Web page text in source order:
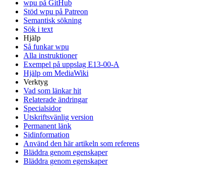
wpu på GitHub
Stöd wpu på Patreon
Semantisk sökning
Sök i text
Hjälp
Så funkar wpu
Alla instruktioner
Exempel på uppslag E13-00-A
Hjälp om MediaWiki
Verktyg
Vad som länkar hit
Relaterade ändringar
Specialsidor
Utskriftsvänlig version
Permanent länk
Sidinformation
Använd den här artikeln som referens
Bläddra genom egenskaper
Bläddra genom egenskaper